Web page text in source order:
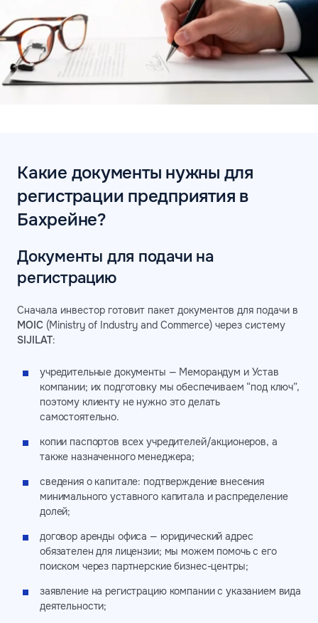
Какие документы нужны для
регистрации предприятия в
Бахрейне?
Документы для подачи на
регистрацию
Сначала инвестор готовит пакет документов для подачи в
MOIC (Ministry of Industry and Commerce) через систему
SIJILAT:
учредительные документы — Меморандум и Устав
компании; их подготовку мы обеспечиваем “под ключ”,
поэтому клиенту не нужно это делать
самостоятельно.
копии паспортов всех учредителей/акционеров, а
также назначенного менеджера;
сведения о капитале: подтверждение внесения
минимального уставного капитала и распределение
долей;
договор аренды офиса — юридический адрес
обязателен для лицензии; мы можем помочь с его
поиском через партнерские бизнес-центры;
заявление на регистрацию компании с указанием вида
деятельности;